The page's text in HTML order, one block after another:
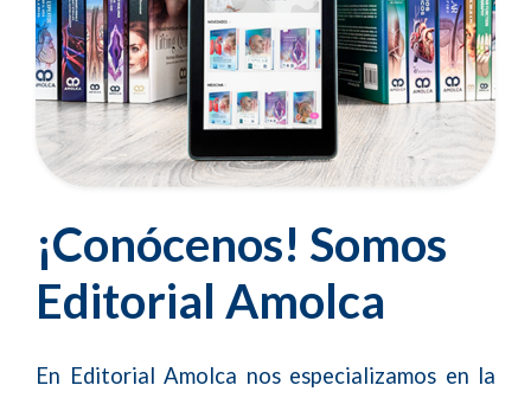
¡Conócenos! Somos
Editorial Amolca
En Editorial Amolca nos especializamos en la